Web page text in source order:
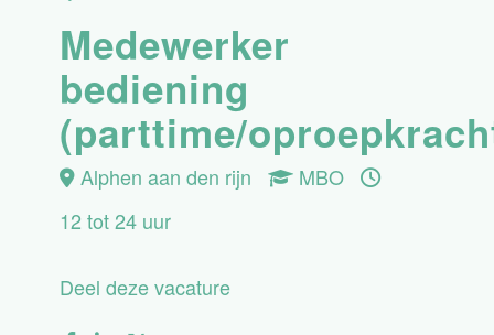
Medewerker
bediening
(parttime/
Alphen aan den rijn
MBO
12 tot 24 uur
Deel deze vacature